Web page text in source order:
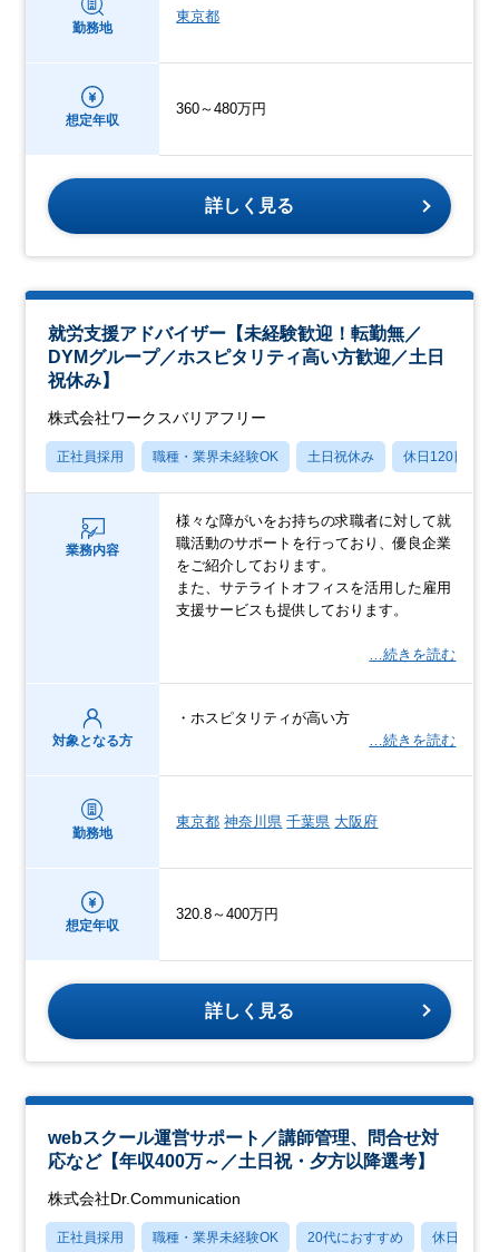
勤務地
東京都
想定年収
360～480万円
詳しく見る
就労支援アドバイザー【未経験歓迎！転勤無／
DYMグループ／ホスピタリティ高い方歓迎／土日
祝休み】
株式会社ワークスバリアフリー
正社員採用 職種・業界未経験OK 土日祝休み 休日120日以上
業務内容
様々な障がいをお持ちの求職者に対して就
職活動のサポートを行っており、優良企業
をご紹介しております。
また、サテライトオフィスを活用した雇用
支援サービスも提供しております。
…続きを読む
対象となる方
・ホスピタリティが高い方
…続きを読む
勤務地
東京都 神奈川県 千葉県 大阪府
想定年収
320.8～400万円
詳しく見る
webスクール運営サポート／講師管理、問合せ対
応など【年収400万～／土日祝・夕方以降選考】
株式会社Dr.Communication
正社員採用 職種・業界未経験OK 20代におすすめ 休日120日